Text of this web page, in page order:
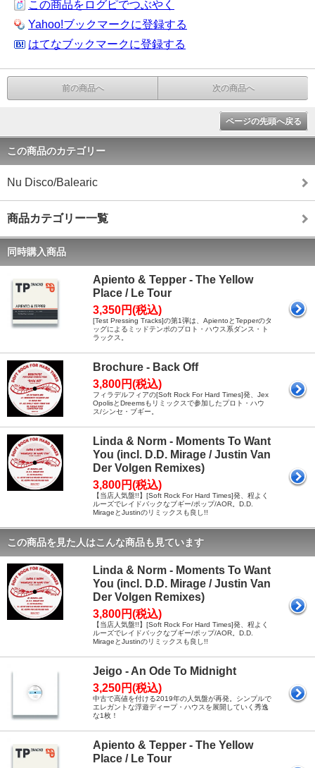
この商品をログピでつぶやく
Yahoo!ブックマークに登録する
はてなブックマークに登録する
前の商品へ 次の商品へ
ページの先頭へ戻る
この商品のカテゴリー
Nu Disco/Balearic
商品カテゴリー一覧
同時購入商品
Apiento & Tepper - The Yellow
Place / Le Tour
3,350円(税込)
[Test Pressing Tracks]の第1弾は、ApientoとTepperのタ
ッグによるミッドテンポのプロト・ハウス系ダンス・ト
ラックス。
Brochure - Back Off
3,800円(税込)
フィラデルフィアの[Soft Rock For Hard Times]発、Jex
OpolisとDreemsもリミックスで参加したプロト・ハウ
ス/シンセ・ブギー。
Linda & Norm - Moments To Want
You (incl. D.D. Mirage / Justin Van
Der Volgen Remixes)
3,800円(税込)
【当店人気盤!!】[Soft Rock For Hard Times]発、程よく
ルーズでレイドバックなブギー/ポップ/AOR。D.D.
MirageとJustinのリミックスも良し!!
この商品を見た人はこんな商品も見ています
Linda & Norm - Moments To Want
You (incl. D.D. Mirage / Justin Van
Der Volgen Remixes)
3,800円(税込)
【当店人気盤!!】[Soft Rock For Hard Times]発、程よく
ルーズでレイドバックなブギー/ポップ/AOR。D.D.
MirageとJustinのリミックスも良し!!
Jeigo - An Ode To Midnight
3,250円(税込)
中古で高値を付ける2019年の人気盤が再発。シンプルで
エレガントな浮遊ディープ・ハウスを展開していく秀逸
な1枚！
Apiento & Tepper - The Yellow
Place / Le Tour